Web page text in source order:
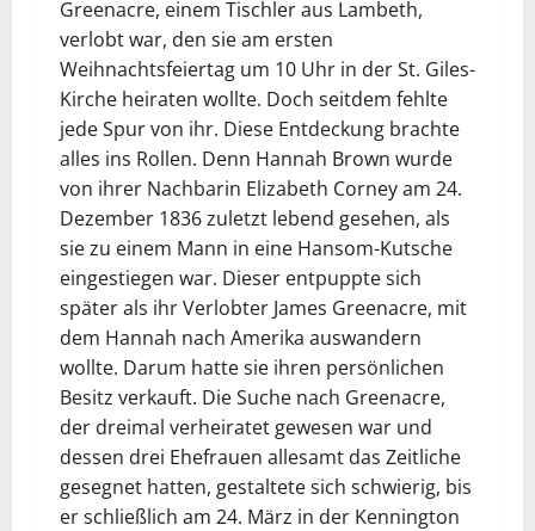
Greenacre, einem Tischler aus Lambeth,
verlobt war, den sie am ersten
Weihnachtsfeiertag um 10 Uhr in der St. Giles-
Kirche heiraten wollte. Doch seitdem fehlte
jede Spur von ihr. Diese Entdeckung brachte
alles ins Rollen. Denn Hannah Brown wurde
von ihrer Nachbarin Elizabeth Corney am 24.
Dezember 1836 zuletzt lebend gesehen, als
sie zu einem Mann in eine Hansom-Kutsche
eingestiegen war. Dieser entpuppte sich
später als ihr Verlobter James Greenacre, mit
dem Hannah nach Amerika auswandern
wollte. Darum hatte sie ihren persönlichen
Besitz verkauft. Die Suche nach Greenacre,
der dreimal verheiratet gewesen war und
dessen drei Ehefrauen allesamt das Zeitliche
gesegnet hatten, gestaltete sich schwierig, bis
er schließlich am 24. März in der Kennington